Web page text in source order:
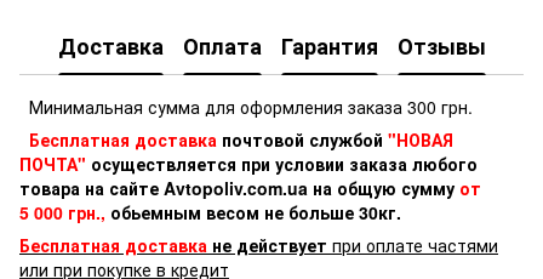
Доставка Оплата Гарантия Отзывы
Минимальная сумма для оформления заказа 300 грн.
Бесплатная доставка почтовой службой "НОВАЯ
ПОЧТА" осуществляется при условии заказа любого
товара на сайте Avtopoliv.com.ua на общую сумму от
5 000 грн., обьемным весом не больше 30кг.
Бесплатная доставка не действует при оплате частями
или при покупке в кредит